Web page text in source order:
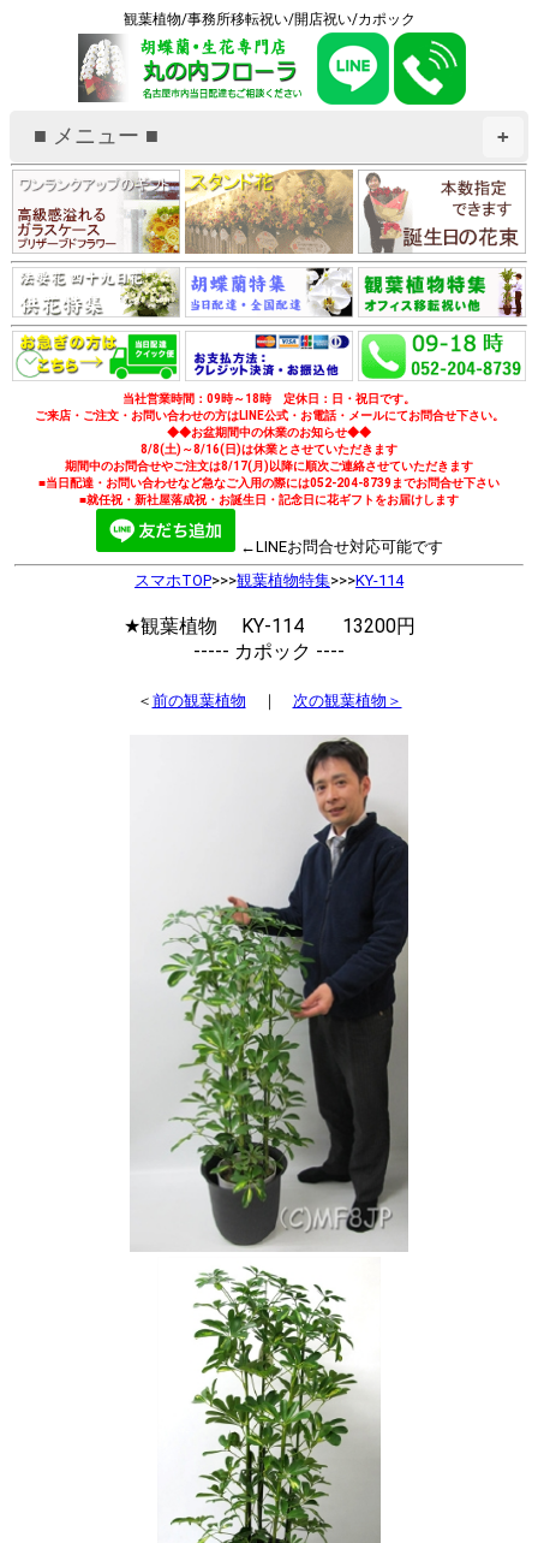
観葉植物/事務所移転祝い/開店祝い/カポック
+
■ メニュー ■
当社営業時間：09時～18時 定休日：日・祝日です。
ご来店・ご注文・お問い合わせの方はLINE公式・お電話・メールにてお問合せ下さい。
◆◆お盆期間中の休業のお知らせ◆◆
8/8(土)～8/16(日)は休業とさせていただきます
期間中のお問合せやご注文は8/17(月)以降に順次ご連絡させていただきます
■当日配達・お問い合わせなど急なご入用の際には052-204-8739までお問合せ下さい
■就任祝・新社屋落成祝・お誕生日・記念日に花ギフトをお届けします
←LINEお問合せ対応可能です
スマホTOP>>>観葉植物特集>>>KY-114
★観葉植物 KY-114 13200円
----- カポック ----
＜ 前の観葉植物 ｜ 次の観葉植物＞